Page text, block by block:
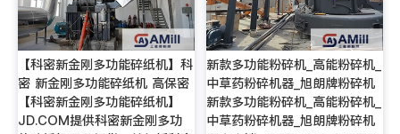
【科密新金刚多功能碎纸机】科
密 新金刚多功能碎纸机 高保密
【科密新金刚多功能碎纸机】
JD.COM提供科密新金刚多功
新款多功能粉碎机_高能粉碎机_
中草药粉碎机器_旭朗牌粉碎机
新款多功能粉碎机_高能粉碎机_
中草药粉碎机器_旭朗牌粉碎机